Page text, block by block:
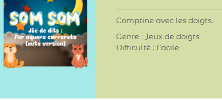
Comptine avec les doigts.
Genre : Jeux de doigts
Difficulté : Facile